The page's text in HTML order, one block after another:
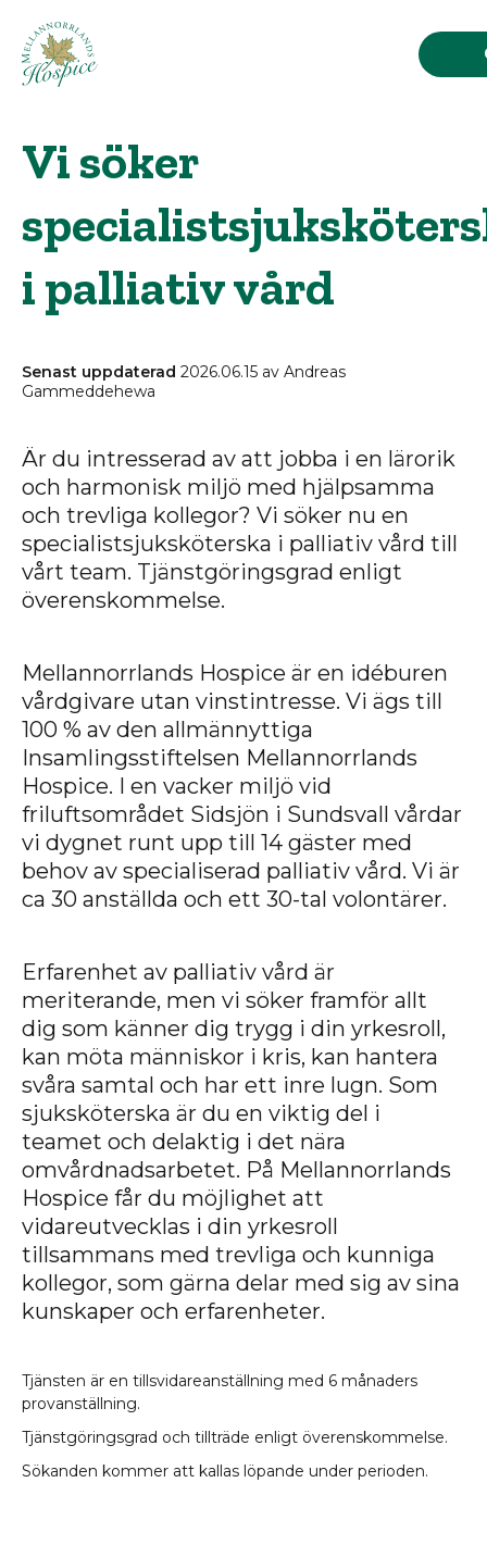
Om hospice
Utbildningar
Aktuellt
Kontakta oss
Vi söker
i palliativ vård
Senast uppdaterad 2026.06.15 av Andreas
Gammeddehewa
Är du intresserad av att jobba i en lärorik
och harmonisk miljö med hjälpsamma
och trevliga kollegor? Vi söker nu en
specialistsjuksköterska i palliativ vård till
vårt team. Tjänstgöringsgrad enligt
överenskommelse.
Mellannorrlands Hospice är en idéburen
vårdgivare utan vinstintresse. Vi ägs till
100 % av den allmännyttiga
Insamlingsstiftelsen Mellannorrlands
Hospice. I en vacker miljö vid
friluftsområdet Sidsjön i Sundsvall vårdar
vi dygnet runt upp till 14 gäster med
behov av specialiserad palliativ vård. Vi är
ca 30 anställda och ett 30-tal volontärer.
Erfarenhet av palliativ vård är
meriterande, men vi söker framför allt
dig som känner dig trygg i din yrkesroll,
kan möta människor i kris, kan hantera
svåra samtal och har ett inre lugn. Som
sjuksköterska är du en viktig del i
teamet och delaktig i det nära
omvårdnadsarbetet. På Mellannorrlands
Hospice får du möjlighet att
vidareutvecklas i din yrkesroll
tillsammans med trevliga och kunniga
kollegor, som gärna delar med sig av sina
kunskaper och erfarenheter.
Tjänsten är en tillsvidareanställning med 6 månaders
provanställning.
Tjänstgöringsgrad och tillträde enligt överenskommelse.
Sökanden kommer att kallas löpande under perioden.